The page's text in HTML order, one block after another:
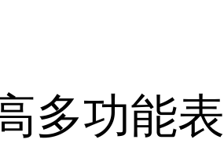
多功能